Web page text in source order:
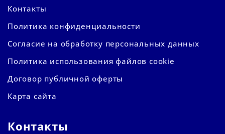
Контакты
Политика конфиденциальности
Согласие на обработку персональных данных
Политика использования файлов cookie
Договор публичной оферты
Карта сайта
Контакты